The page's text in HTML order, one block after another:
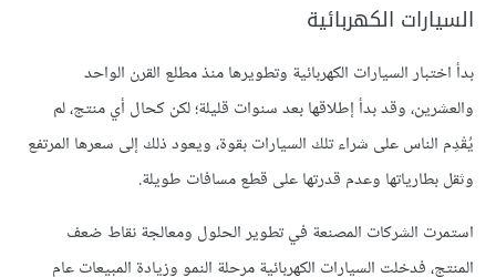
السيارات الكهربائية
بدأ اختبار السيارات الكهربائية وتطويرها منذ مطلع القرن الواحد
والعشرين، وقد بدأ إطلاقها بعد سنوات قليلة؛ لكن كحال أي منتج، لم
يُقْدِم الناس على شراء تلك السيارات بقوة، ويعود ذلك إلى سعرها المرتفع
وثقل بطارياتها وعدم قدرتها على قطع مسافات طويلة.
استمرت الشركات المصنعة في تطوير الحلول ومعالجة نقاط ضعف
المنتج، فدخلت السيارات الكهربائية مرحلة النمو وزيادة المبيعات عام